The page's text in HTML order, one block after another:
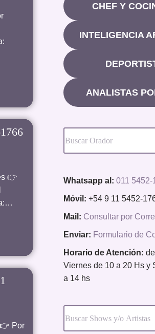
👉
Por
CHEF Y
INTELIGENCIA
ANALISTAS
Whatsapp al: 011 5452-
Móvil: +54 9 11 5452-
Mail: Consultar por
Enviar: Formulario de
Horario de Atención:
Viernes de 10 a 20 Hs y
a 14 hs